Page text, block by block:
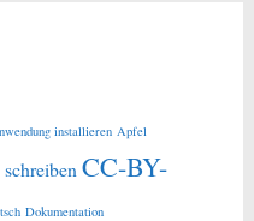
installieren Apfel
CC-BY-
Dokumentation